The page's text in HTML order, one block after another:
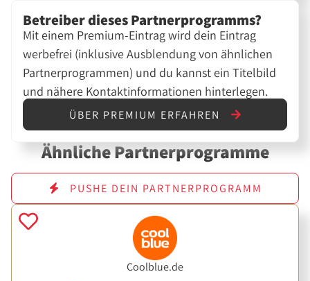
Betreiber dieses Partnerprogramms?
Mit einem Premium-Eintrag wird dein Eintrag
werbefrei (inklusive Ausblendung von ähnlichen
Partnerprogrammen) und du kannst ein Titelbild
und nähere Kontaktinformationen hinterlegen.
ÜBER PREMIUM ERFAHREN
Ähnliche Partnerprogramme
PUSHE DEIN PARTNERPROGRAMM
Coolblue.de